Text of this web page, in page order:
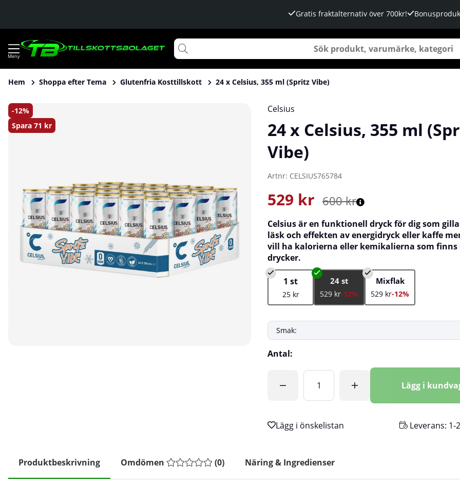
Gratis fraktalternativ över 700kr!
Hem Shoppa efter Tema Glutenfria Kosttillskott 24 x Celsius, 355 ml (Spritz Vibe)
12
Spara 71 kr
Produktbilder 24 x Celsius, 355 ml (Spritz Vibe) Celsius
24 x Celsius, 355 ml
Vibe)
Artnr: CELSIUS765784
600kr
529 kr
Celsiusär en funktionell dryck för dig som
läsk och effekten av energidryck eller kaffe
vill ha kalorierna eller kemikalierna som finns
drycker.
1 st
25 kr
24 st
529 kr-12%
Mixflak
529 kr-12%
Antal:
Lägg i
Leverans: 1-
Produktbeskrivning Omdömen (0) Näring & Ingredienser